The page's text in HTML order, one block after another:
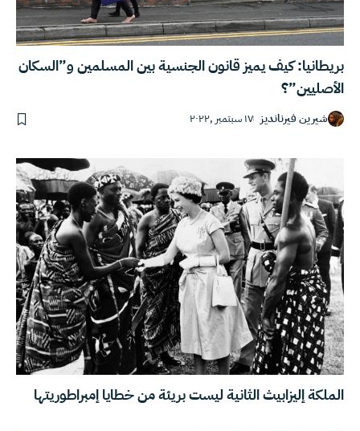
بريطانيا: كيف يميز قانون الجنسية بين المسلمين و”السكان
الأصليين”؟
شيرين فيرنانديز ١٧ سبتمبر ,٢٠٢٢
الملكة إليزابيث الثانية ليست بريئة من خطايا إمبراطوريتها